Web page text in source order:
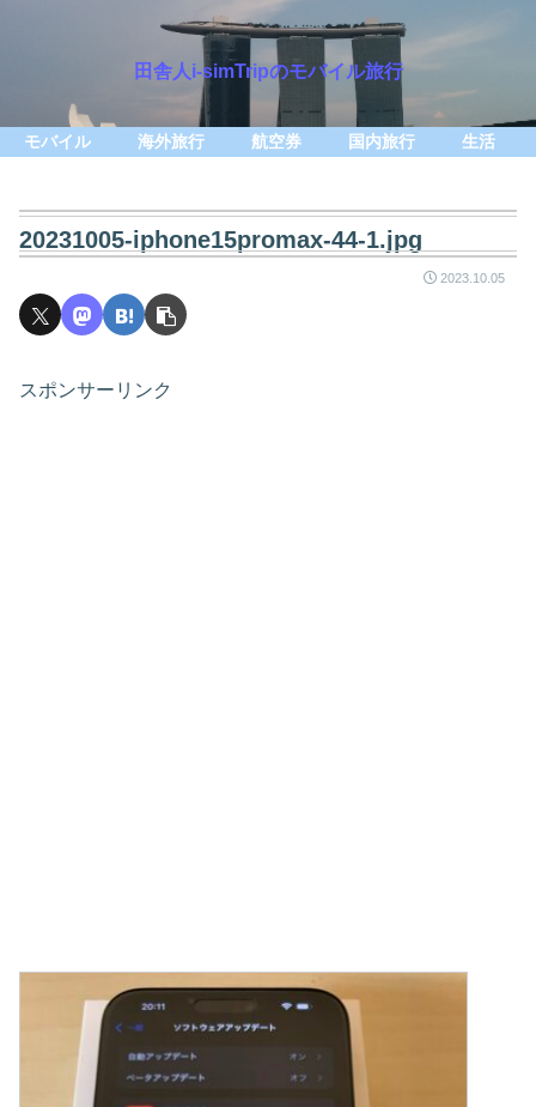
田舎人i-simTripのモバイル旅行
モバイル 海外旅行 航空券 国内旅行 生活
20231005-iphone15promax-44-1.jpg
2023.10.05
スポンサーリンク